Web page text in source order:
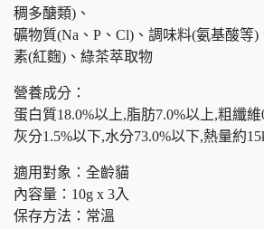
稠多醣類)、
礦物質(Na、P、Cl)、調味料(氨基酸等
素(紅麴)、綠茶萃取物
營養成分：
蛋白質18.0%以上,脂肪7.0%以上,粗纖維
灰分1.5%以下,水分73.0%以下,熱量約
適用對象：全齡貓
內容量：10g x 3入
保存方法：常溫